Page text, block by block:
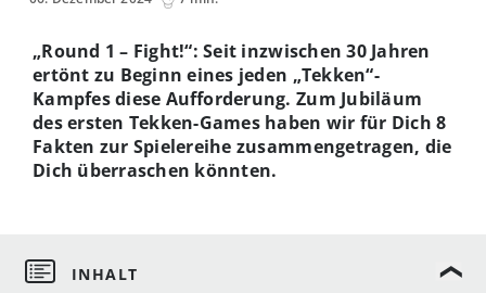
„Round 1 – Fight!“: Seit inzwischen 30 Jahren
ertönt zu Beginn eines jeden „Tekken“-
Kampfes diese Aufforderung. Zum Jubiläum
des ersten Tekken-Games haben wir für Dich 8
Fakten zur Spielereihe zusammengetragen, die
Dich überraschen könnten.